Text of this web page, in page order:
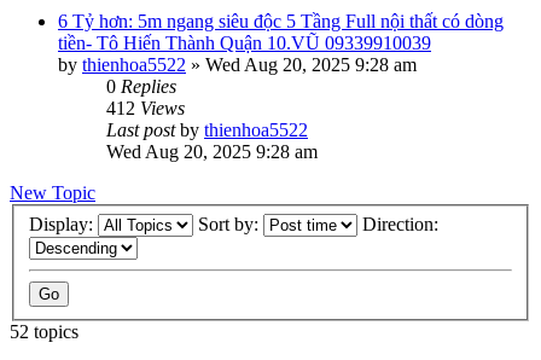
6 Tỷ hơn: 5m ngang siêu độc 5 Tầng Full nội thất có dòng
tiền- Tô Hiến Thành Quận 10.VŨ 09339910039
by thienhoa5522 » Wed Aug 20, 2025 9:28 am
0 Replies
412 Views
Last postby thienhoa5522
Wed Aug 20, 2025 9:28 am
New Topic
Display:
Sort by: Direction:
52 topics